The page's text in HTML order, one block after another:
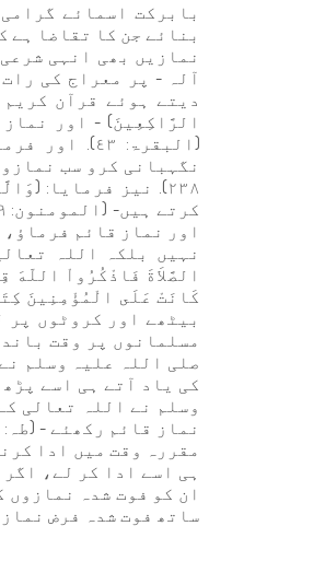
بابرکت اسمائے
بنائے جن کا تقاضا ہے
نمازیں بھی انہی
آلہ - پر معراج کی
دیتے ہوئے قرآن
الرَّاكِعِينَ) - اور
(البقرۃ:
نگہبانی کرو سب
٢٣٨). نیز فرمایا:
نہیں بلکہ اللہ
الصَّلاَةَ فَاذْكُرُواْ اللّهَ
كَانَتْ عَلَى الْمُؤْمِنِينَ
بیٹھے اور کروٹوں
صلی اللہ علیہ وسلم
کی یاد آتے ہی اسے
وسلم نے اللہ تعالی
مقررہ وقت میں ادا
ہی اسے ادا کر لے،
ان کو فوت شدہ
ساتھ فوت شدہ فرض